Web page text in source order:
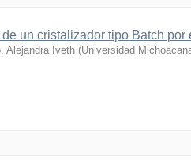
un cristalizador tipo Batch por
Alejandra Iveth (Universidad